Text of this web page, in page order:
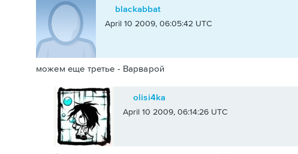
blackabbat
April 10 2009, 06:05:42 UTC
можем еще третье - Варварой
olisi4ka
April 10 2009, 06:14:26 UTC